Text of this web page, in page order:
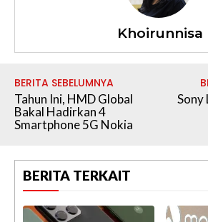
Khoirunnisa
BERITA SEBELUMNYA
Tahun Ini, HMD Global
Bakal Hadirkan 4
Smartphone 5G Nokia
Sony
BERITA TERKAIT